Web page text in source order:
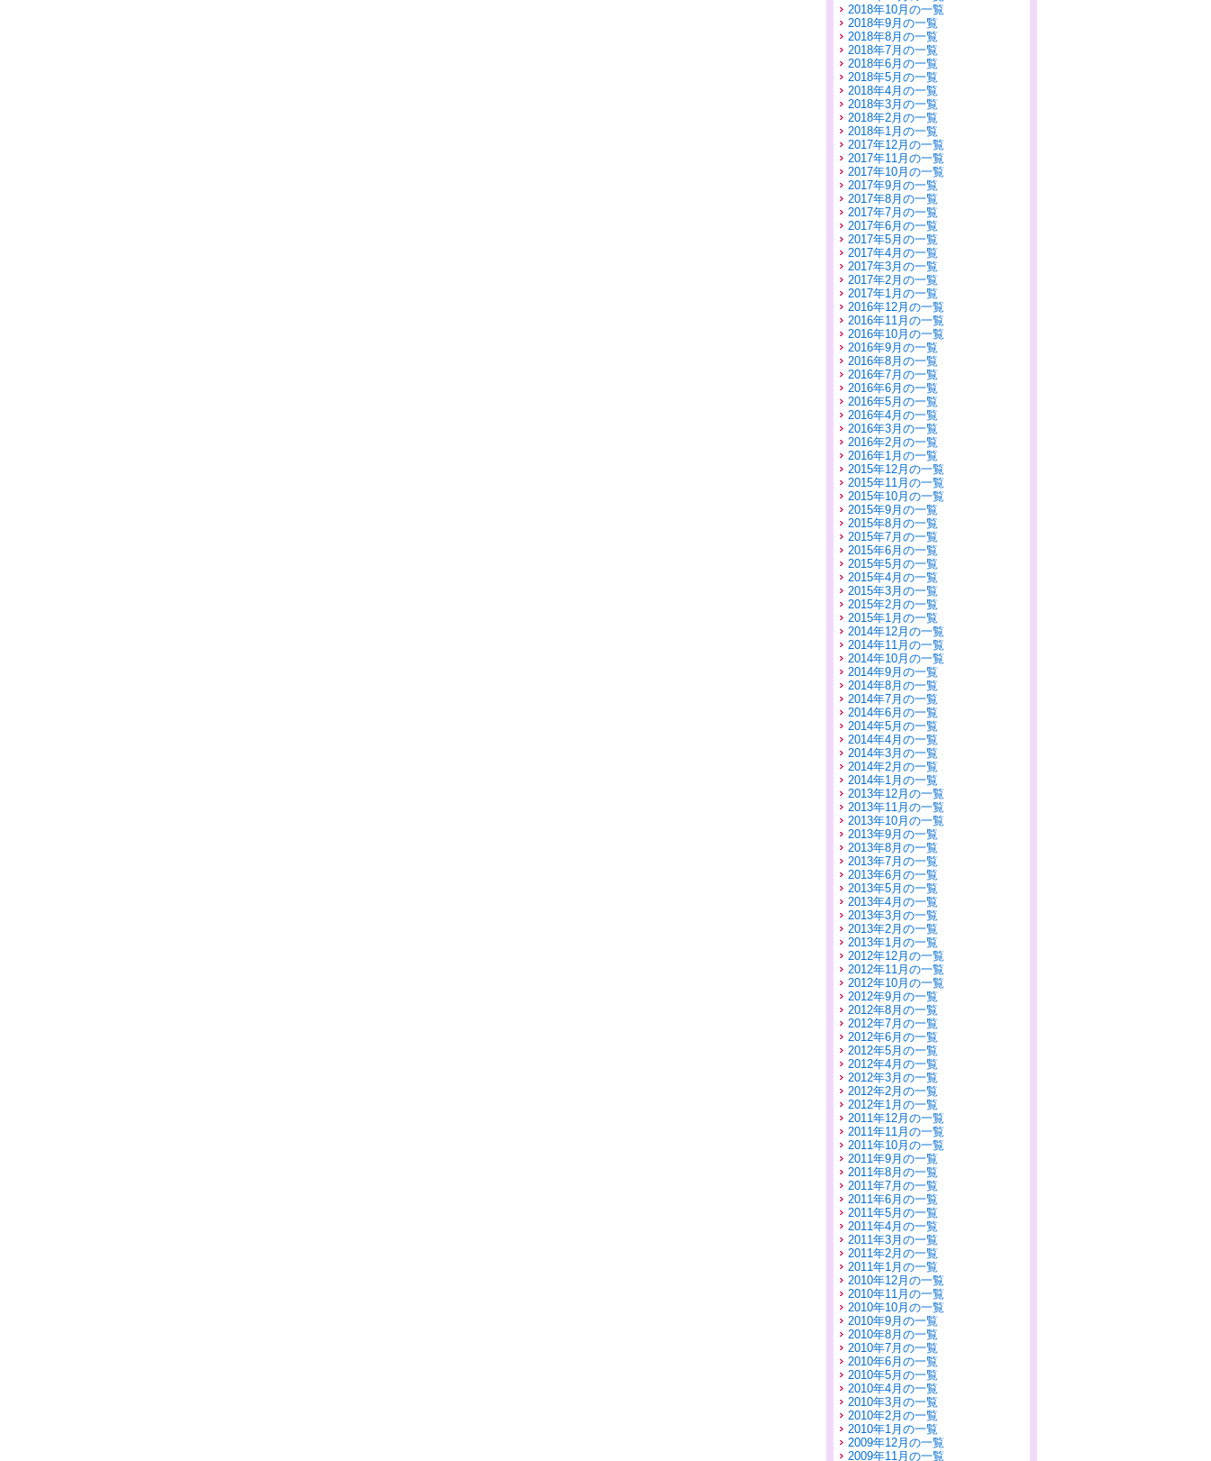
2018年10月の一覧
2018年9月の一覧
2018年8月の一覧
2018年7月の一覧
2018年6月の一覧
2018年5月の一覧
2018年4月の一覧
2018年3月の一覧
2018年2月の一覧
2018年1月の一覧
2017年12月の一覧
2017年11月の一覧
2017年10月の一覧
2017年9月の一覧
2017年8月の一覧
2017年7月の一覧
2017年6月の一覧
2017年5月の一覧
2017年4月の一覧
2017年3月の一覧
2017年2月の一覧
2017年1月の一覧
2016年12月の一覧
2016年11月の一覧
2016年10月の一覧
2016年9月の一覧
2016年8月の一覧
2016年7月の一覧
2016年6月の一覧
2016年5月の一覧
2016年4月の一覧
2016年3月の一覧
2016年2月の一覧
2016年1月の一覧
2015年12月の一覧
2015年11月の一覧
2015年10月の一覧
2015年9月の一覧
2015年8月の一覧
2015年7月の一覧
2015年6月の一覧
2015年5月の一覧
2015年4月の一覧
2015年3月の一覧
2015年2月の一覧
2015年1月の一覧
2014年12月の一覧
2014年11月の一覧
2014年10月の一覧
2014年9月の一覧
2014年8月の一覧
2014年7月の一覧
2014年6月の一覧
2014年5月の一覧
2014年4月の一覧
2014年3月の一覧
2014年2月の一覧
2014年1月の一覧
2013年12月の一覧
2013年11月の一覧
2013年10月の一覧
2013年9月の一覧
2013年8月の一覧
2013年7月の一覧
2013年6月の一覧
2013年5月の一覧
2013年4月の一覧
2013年3月の一覧
2013年2月の一覧
2013年1月の一覧
2012年12月の一覧
2012年11月の一覧
2012年10月の一覧
2012年9月の一覧
2012年8月の一覧
2012年7月の一覧
2012年6月の一覧
2012年5月の一覧
2012年4月の一覧
2012年3月の一覧
2012年2月の一覧
2012年1月の一覧
2011年12月の一覧
2011年11月の一覧
2011年10月の一覧
2011年9月の一覧
2011年8月の一覧
2011年7月の一覧
2011年6月の一覧
2011年5月の一覧
2011年4月の一覧
2011年3月の一覧
2011年2月の一覧
2011年1月の一覧
2010年12月の一覧
2010年11月の一覧
2010年10月の一覧
2010年9月の一覧
2010年8月の一覧
2010年7月の一覧
2010年6月の一覧
2010年5月の一覧
2010年4月の一覧
2010年3月の一覧
2010年2月の一覧
2010年1月の一覧
2009年12月の一覧
2009年11月の一覧